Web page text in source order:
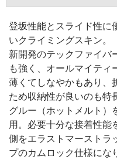
登坂性能とスライド性に
いクライミングスキン。
新開発のテックファイバ
も強く、オールマイティ
薄くてしなやかもあり、
ため収納性が良いのも特
グルー（ホットメルト）
用。必要十分な接着性能
側をエラストマーストラ
プのカムロック仕様にな